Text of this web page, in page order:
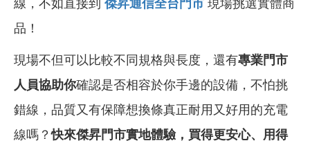
線，不如直接到 傑昇通信全台門市 現場挑選實體商
品！
現場不但可以比較不同規格與長度，還有專業門市
人員協助你確認是否相容於你手邊的設備，不怕挑
錯線，品質又有保障想換條真正耐用又好用的充電
線嗎？快來傑昇門市實地體驗，買得更安心、用得